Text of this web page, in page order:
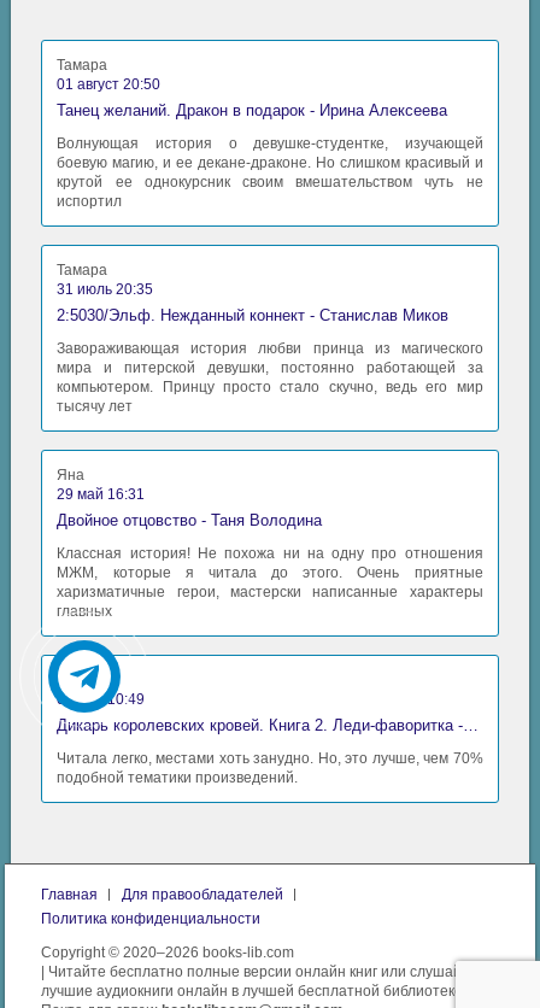
Тамара
01 август 20:50
Танец желаний. Дракон в подарок - Ирина Алексеева
Волнующая история о девушке-студентке, изучающей
боевую магию, и ее декане-драконе. Но слишком красивый и
крутой ее однокурсник своим вмешательством чуть не
испортил
Тамара
31 июль 20:35
2:5030/Эльф. Нежданный коннект - Станислав Миков
Завораживающая история любви принца из магического
мира и питерской девушки, постоянно работающей за
компьютером. Принцу просто стало скучно, ведь его мир
тысячу лет
Яна
29 май 16:31
Двойное отцовство - Таня Володина
Классная история! Не похожа ни на одну про отношения
МЖМ, которые я читала до этого. Очень приятные
харизматичные герои, мастерски написанные характеры
главных
Аида
06 май 10:49
Дикарь королевских кровей. Книга 2. Леди-фаворитка - Анна Сергеевна Гаврилова
Читала легко, местами хоть занудно. Но, это лучше, чем 70%
подобной тематики произведений.
Главная
Для правообладателей
Политика конфиденциальности
Copyright © 2020–2026 books-lib.com
| Читайте бесплатно полные версии онлайн книг или слушайте
лучшие аудиокниги онлайн в лучшей бесплатной библиотеке.